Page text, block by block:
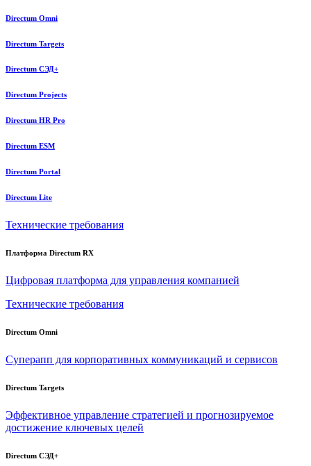
Directum Omni
Directum Targets
Directum СЭД+
Directum Projects
Directum HR Pro
Directum ESM
Directum Portal
Directum Lite
Технические требования
Платформа Directum RX
Цифровая платформа для управления компанией
Технические требования
Directum Omni
Суперапп для корпоративных коммуникаций и сервисов
Directum Targets
Эффективное управление стратегией и прогнозируемое
достижение ключевых целей
Directum СЭД+